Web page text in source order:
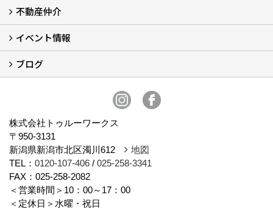
LaLaCASAの家
家づくりの流れ
新築モデルハウスモニター募集
不動産仲介
不動産仲介
中古物件リノベーションの流れ
不動産情報
イベント情報
イベント予告
イベント報告
ブログ
株式会社トゥルーワークス
〒950-3131
新潟県新潟市北区濁川612
地図
TEL： 0120-107-406 / 025-258-3341
FAX：025-258-2082
＜営業時間＞10：00～17：00
＜定休日＞水曜・祝日